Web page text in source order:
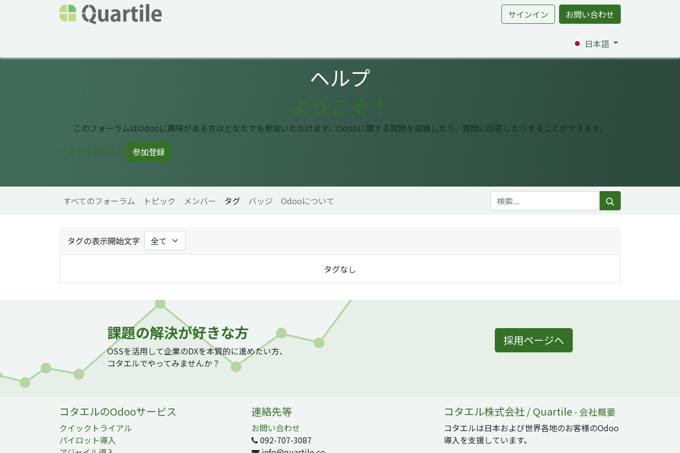
サインイン お問い合わせ
日本語
ヘルプ
ようこそ！
このフォーラムはOdooに興味がある方はどなたでも参加いただけます。Odooに関する質問を投稿したり、質問に回答したりすることができます。
イントロを閉じる
参加登録
すべてのフォーラム トピック メンバー タグ バッジ Odooについて
タグの表示開始文字
タグなし
課題の解決が好きな方
OSSを活用して企業のDXを本質的に進めたい方、
コタエルでやってみませんか？
採用ページへ
コタエルのOdooサービス
クイックトライアル
パイロット導入
連絡先等
お問い合わせ
092-707-3087
コタエル株式会社 / Quartile - 会社概要
コタエルは日本および世界各地のお客様のOdoo
導入を支援しています。